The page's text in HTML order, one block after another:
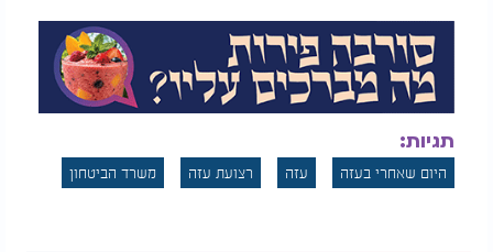
תגיות:
היום שאחרי בעזה עזה רצועת עזה משרד הביטחון